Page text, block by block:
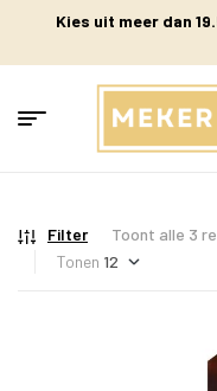
Kies uit meer dan
Filter
Toont alle 3
Tonen